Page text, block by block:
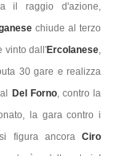
il raggio d'azione,
chiude al terzo
vinto dall'Ercolanese,
30 gare e realizza
Del Forno, contro la
la gara contro i
figura ancora Ciro